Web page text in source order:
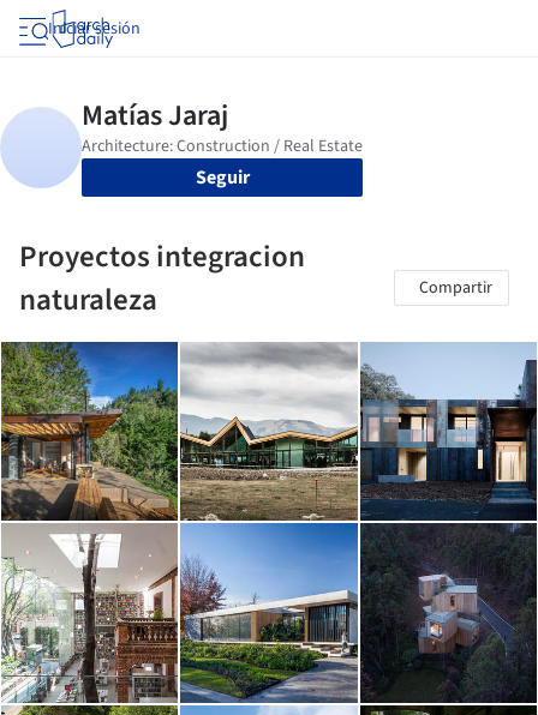
Iniciar sesión
Seguir
Proyectos integracion
naturaleza
Compartir